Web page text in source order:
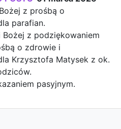
z prośbą o
parafian.
z podziękowaniem
o zdrowie i
Krzysztofa Matysek z ok.
pasyjnym.